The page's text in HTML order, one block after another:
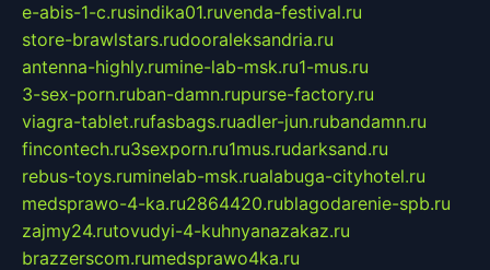
e-abis-1-c.rusindika01.ruvenda-festival.ru
store-brawlstars.rudooraleksandria.ru
antenna-highly.rumine-lab-msk.ru1-mus.ru
3-sex-porn.ruban-damn.rupurse-factory.ru
viagra-tablet.rufasbags.ruadler-jun.rubandamn.ru
fincontech.ru3sexporn.ru1mus.rudarksand.ru
rebus-toys.ruminelab-msk.rualabuga-cityhotel.ru
medsprawo-4-ka.ru2864420.rublagodarenie-spb.ru
zajmy24.rutovudyi-4-kuhnyanazakaz.ru
brazzerscom.rumedsprawo4ka.ru